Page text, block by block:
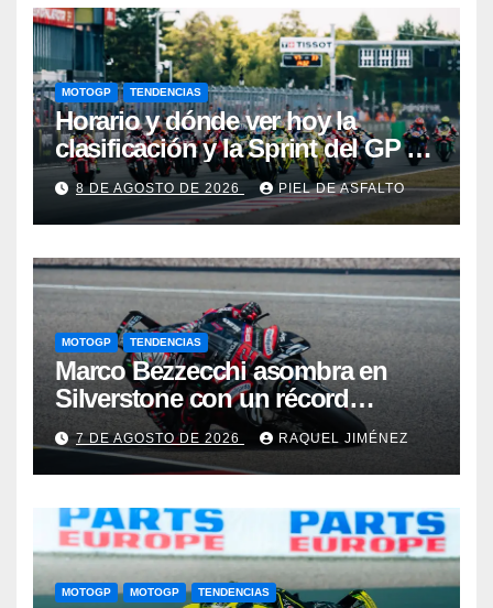
MOTOGP TENDENCIAS
Horario y dónde ver hoy la
clasificación y la Sprint del GP de
Gran Bretaña de MotoGP 2026:
Márquez y Martín, a por el primer
golpe en Silverstone
8 DE AGOSTO DE 2026 PIEL DE ASFALTO
MOTOGP TENDENCIAS
Marco Bezzecchi asombra en
Silverstone con un récord
histórico pese a correr lesionado:
“No esperaba para nada este
tiempo”
7 DE AGOSTO DE 2026 RAQUEL JIMÉNEZ
MOTOGP MOTOGP TENDENCIAS